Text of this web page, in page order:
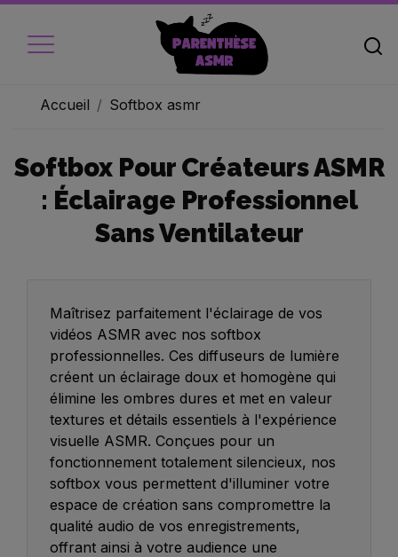
Accueil
Micros
Ambiance
Livres audio
Accueil Softbox asmr
Softbox Pour Créateurs ASMR
: Éclairage Professionnel
Sans Ventilateur
Maîtrisez parfaitement l'éclairage de vos
vidéos ASMR avec nos softbox
professionnelles. Ces diffuseurs de lumière
créent un éclairage doux et homogène qui
élimine les ombres dures et met en valeur
textures et détails essentiels à l'expérience
visuelle ASMR. Conçues pour un
fonctionnement totalement silencieux, nos
softbox vous permettent d'illuminer votre
espace de création sans compromettre la
qualité audio de vos enregistrements,
offrant ainsi à votre audience une